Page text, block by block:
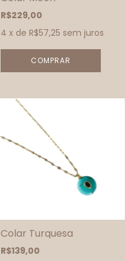
R$229,00
4 x de R$57,25 sem juros
Colar Turquesa
R$139,00